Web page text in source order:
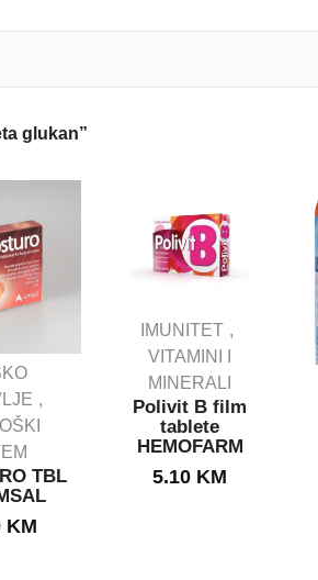
glukan”
TBL
KM
IMUNITET
VITAMINI I
MINERALI
Polivit B film
tablete
HEMOFARM
5.10 KM